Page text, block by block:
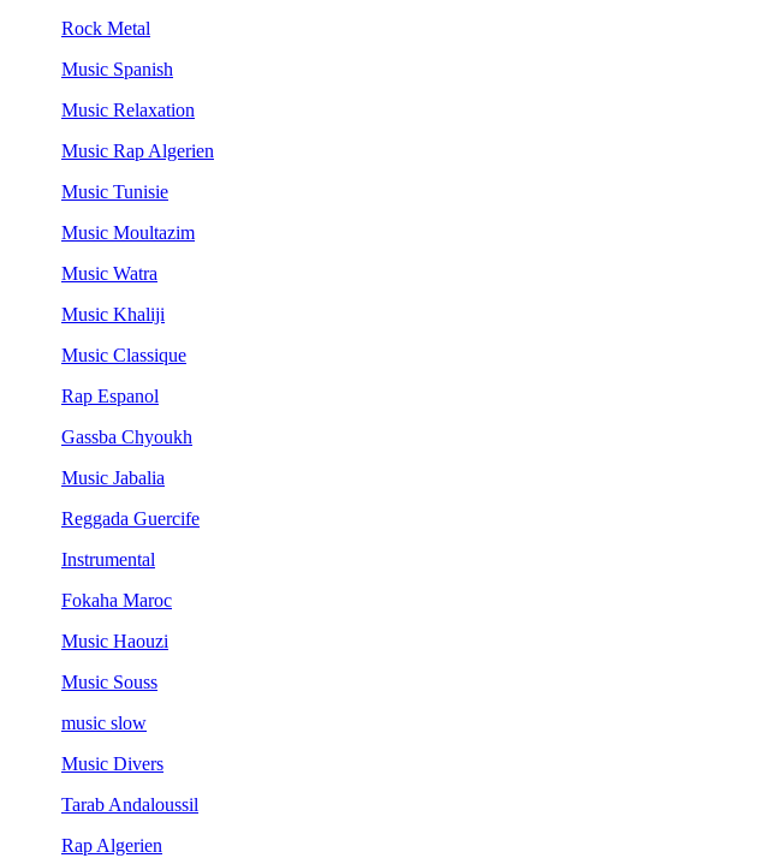
Rock Metal
Music Spanish
Music Relaxation
Music Rap Algerien
Music Tunisie
Music Moultazim
Music Watra
Music Khaliji
Music Classique
Rap Espanol
Gassba Chyoukh
Music Jabalia
Reggada Guercife
Instrumental
Fokaha Maroc
Music Haouzi
Music Souss
music slow
Music Divers
Tarab Andaloussil
Rap Algerien